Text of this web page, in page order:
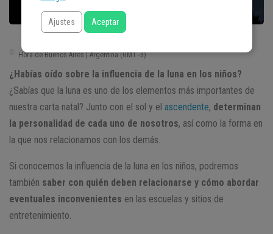
Hora de Buenos Aires | Argentina (GMT -3)
¿Habías oído sobre la influencia de la luna en los niños?
¿Sabías que la luna es uno de los elementos más importantes de
nuestra carta natal? Junto con el sol y el ascendente, determinan
la personalidad de cada uno de nosotros, así como la forma en
la que nos relacionamos con los demás.
Si conocemos la influencia de la luna en los niños, podremos
también saber con quién deben relacionarse y cómo abordar
eventuales inconvenientes en las escuelas y sitios de
entretenimiento.
Ajustes Aceptar